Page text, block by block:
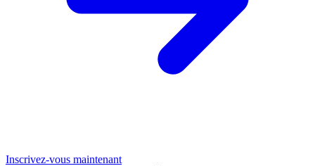
Inscrivez-vous maintenant